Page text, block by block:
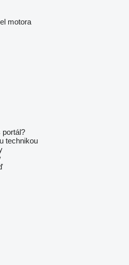
motora
portál?
technikou